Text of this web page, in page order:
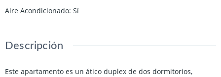
Aire Acondicionado: Sí
Descripción
Este apartamento es un ático duplex de dos dormitorios,